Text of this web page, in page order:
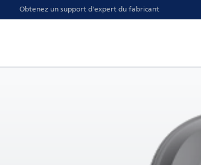
Obtenez un support d'expert du fabricant